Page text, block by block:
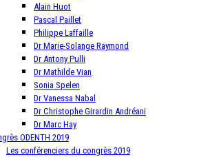
Alain Huot
Pascal Paillet
Philippe Laffaille
Dr Marie-Solange Raymond
Dr Antony Pulli
Dr Mathilde Vian
Sonia Spelen
Dr Vanessa Nabal
Dr Christophe Girardin Andréani
Dr Marc Hay
ODENTH 2019
Les conférenciers du congrès 2019